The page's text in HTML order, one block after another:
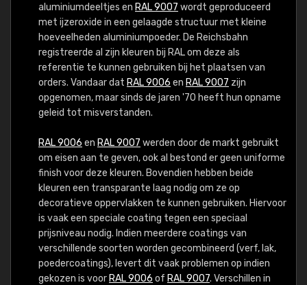
aluminiumdeeltjes en RAL 9007 wordt geproduceerd
met ijzeroxide in een gelaagde structuur met kleine
hoeveelheden aluminiumpoeder. De Reichsbahn
registreerde al zijn kleuren bij RAL om deze als
referentie te kunnen gebruiken bij het plaatsen van
orders. Vandaar dat RAL 9006 en RAL 9007 zijn
opgenomen, maar sinds de jaren '70 heeft hun opname
geleid tot misverstanden.
RAL 9006 en RAL 9007 werden door de markt gebruikt
om eisen aan te geven, ook al bestond er geen uniforme
finish voor deze kleuren. Bovendien hebben beide
kleuren een transparante laag nodig om ze op
decoratieve oppervlakken te kunnen gebruiken. Hiervoor
is vaak een speciale coating tegen een speciaal
prijsniveau nodig. Indien meerdere coatings van
verschillende soorten worden gecombineerd (verf, lak,
poedercoatings), levert dit vaak problemen op indien
gekozen is voor RAL 9006 of RAL 9007. Verschillen in